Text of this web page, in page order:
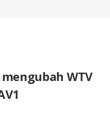
WTV